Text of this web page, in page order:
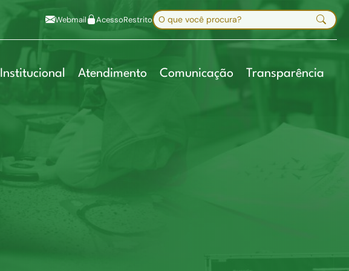
Mapa do site
Webmail AcessoRestritoBuscar no site
Institucional Atendimento Comunicação Transparência